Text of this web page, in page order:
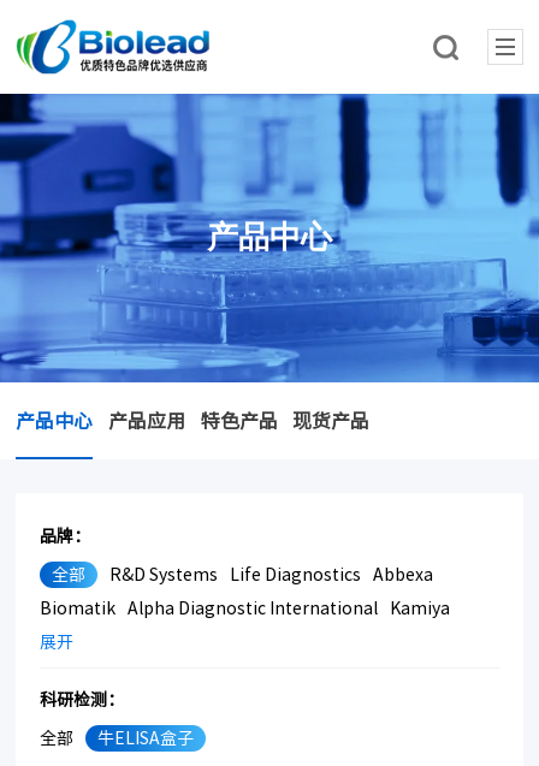
产品中心
产品中心 产品应用 特色产品 现货产品
品牌：
全部 R&D Systems Life Diagnostics
Abbexa
Biomatik
Alpha Diagnostic International
Kamiya
展开
科研检测：
全部 牛ELISA盒子